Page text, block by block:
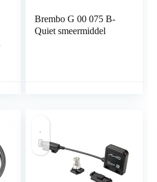
Brembo G 00 075 B-
Quiet smeermiddel